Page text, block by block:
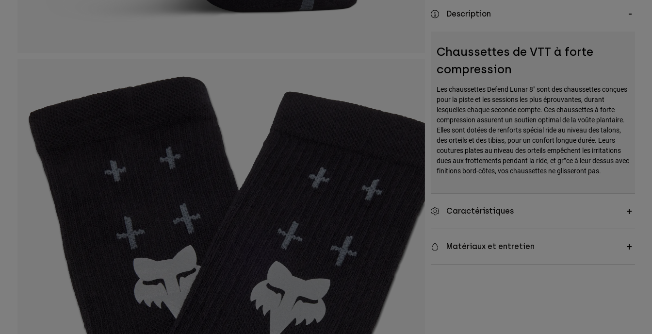
Description
Chaussettes de VTT à forte
compression
Les chaussettes Defend Lunar 8" sont des chaussettes conçues
pour la piste et les sessions les plus éprouvantes, durant
lesquelles chaque seconde compte. Ces chaussettes à forte
compression assurent un soutien optimal de la voûte plantaire.
Elles sont dotées de renforts spécial ride au niveau des talons,
des orteils et des tibias, pour un confort longue durée. Leurs
coutures plates au niveau des orteils empêchent les irritations
dues aux frottements pendant la ride, et gr”ce à leur dessus avec
finitions bord-côtes, vos chaussettes ne glisseront pas.
Caractéristiques
Matériaux et entretien